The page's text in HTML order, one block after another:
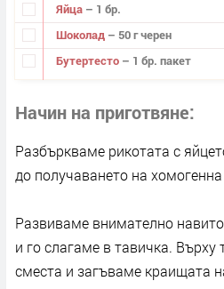
Яйца – 1 бр.
Шоколад – 50 г черен
Бутертесто – 1 бр. пакет
Начин на приготвяне
Разбъркваме рикотата с
до получаването на
Развиваме внимателно
и го слагаме в тавичка. Върху
сместа и загъваме краищата